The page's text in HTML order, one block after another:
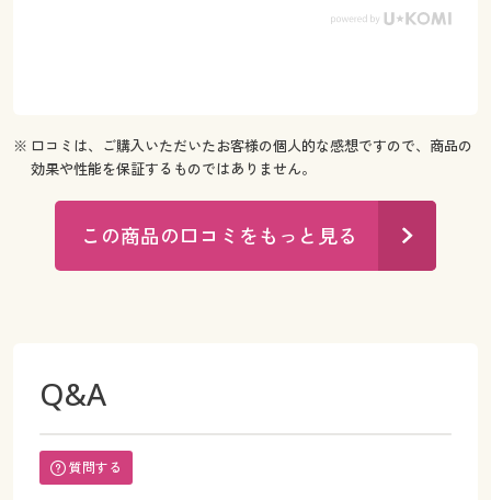
※ 口コミは、ご購入いただいたお客様の個人的な感想ですので、商品の
効果や性能を保証するものではありません。
この商品の口コミをもっと見る
Q&A
質問する